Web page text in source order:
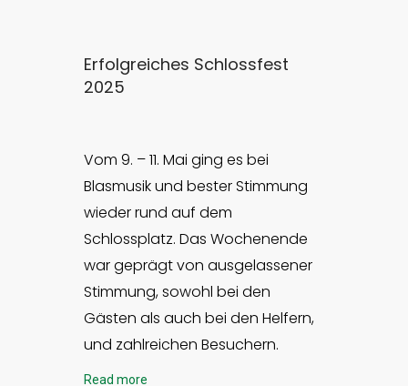
Erfolgreiches Schlossfest
2025
Vom 9. – 11. Mai ging es bei
Blasmusik und bester Stimmung
wieder rund auf dem
Schlossplatz. Das Wochenende
war geprägt von ausgelassener
Stimmung, sowohl bei den
Gästen als auch bei den Helfern,
und zahlreichen Besuchern.
Read more